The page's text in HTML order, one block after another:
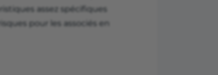
assez spécifiques
pour les associés en